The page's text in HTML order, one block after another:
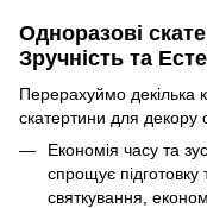
Одноразові
Зручність та
Перерахуймо декілька
скатертини для
Економія часу та
спрощує підготовку
святкування,